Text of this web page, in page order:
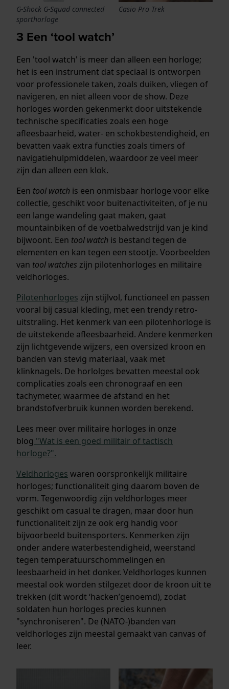
G-Shock G-Squad connected
sporthorloge
Casio Pro Trek
3 Een ‘tool watch’
Een 'tool watch' is meer dan alleen een horloge;
het is een instrument dat speciaal is ontworpen
voor professionele taken, zoals duiken, vliegen of
navigeren, en niet alleen voor de show. Deze
horloges worden gekenmerkt door uitstekende
technische specificaties zoals een hoge
afleesbaarheid, water- en schokbestendigheid, en
bevatten vaak extra functies zoals timers of
navigatiehulpmiddelen, waardoor ze veel meer
zijn dan alleen een klok.
Een tool watch is een onmisbaar horloge voor elke
collectie, geschikt voor buitenactiviteiten, of je nu
een lange wandeling gaat maken, gaat
mountainbiken of de voetbalwedstrijd van je kind
bijwoont. Een tool watch is bestand tegen de
elementen en kan tegen een stootje. Voorbeelden
van tool watches zijn pilotenhorloges en militaire
veldhorloges.
Pilotenhorloges zijn stijlvol, functioneel en passen
vooral bij casual kleding, met een trendy retro-
uitstraling. Het kenmerk van een pilotenhorloge is
de uitstekende afleesbaarheid. Andere kenmerken
zijn lichtgevende wijzers, een oversized kroon en
banden van stevig materiaal, vaak met
klinknagels. De horlolges bevatten meestal ook
complicaties zoals een chronograaf en een
tachymeter, waarmee de afstand en het
brandstofverbruik kunnen worden berekend.
Lees meer over militaire horloges in onze
blog "Wat is een goed militair of tactisch
horloge?".
Veldhorloges waren oorspronkelijk militaire
horloges; functionaliteit ging daarom boven de
vorm. Tegenwoordig zijn veldhorloges meer
geschikt om casual te dragen, maar door hun
functionaliteit zijn ze ook erg handig voor
bijvoorbeeld buitensporters. Kenmerken zijn
onder andere waterbestendigheid, weerstand
tegen temperatuurschommelingen en
leesbaarheid in het donker. Veldhorloges kunnen
meestal ook worden stilgezet door de kroon uit te
trekken (dit wordt ‘hacken’genoemd), zodat
soldaten hun horloges precies kunnen
"synchroniseren". De (NATO-)banden van
veldhorloges zijn meestal gemaakt van canvas of
leer.